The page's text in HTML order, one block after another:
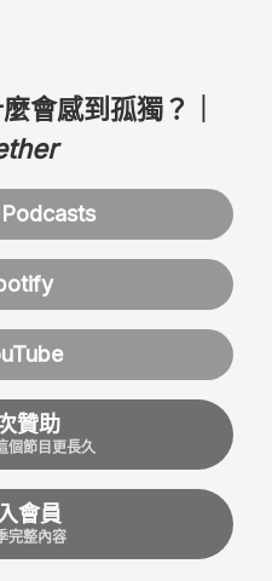
會感到孤獨？｜
贊助
個節目更長久
會員
完整內容